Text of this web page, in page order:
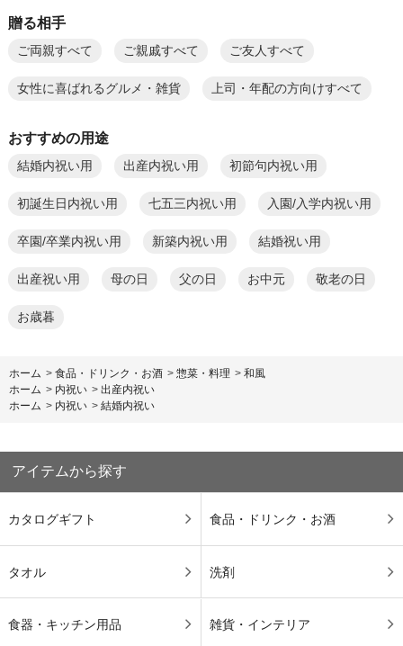
贈る相手
ご両親すべて ご親戚すべて ご友人すべて
女性に喜ばれるグルメ・雑貨 上司・年配の方向けすべて
おすすめの用途
結婚内祝い用 出産内祝い用 初節句内祝い用
初誕生日内祝い用 七五三内祝い用 入園/入学内祝い用
卒園/卒業内祝い用 新築内祝い用 結婚祝い用
出産祝い用 母の日 父の日 お中元 敬老の日
お歳暮
ホーム > 食品・ドリンク・お酒 > 惣菜・料理 > 和風
ホーム > 内祝い > 出産内祝い
ホーム > 内祝い > 結婚内祝い
アイテムから探す
カタログギフト 食品・ドリンク・お酒
タオル 洗剤
食器・キッチン用品 雑貨・インテリア